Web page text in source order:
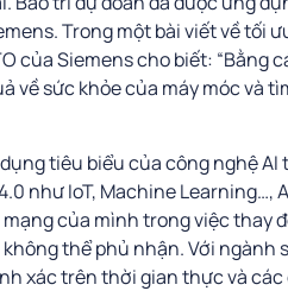
Trong một bài viết về tối
của Siemens cho biết:
về sức khỏe của máy móc và
tiêu biểu của công nghệ
như IoT, Machine Learning…,
của mình trong việc thay
thể phủ nhận. Với ngành
xác trên thời gian thực và các